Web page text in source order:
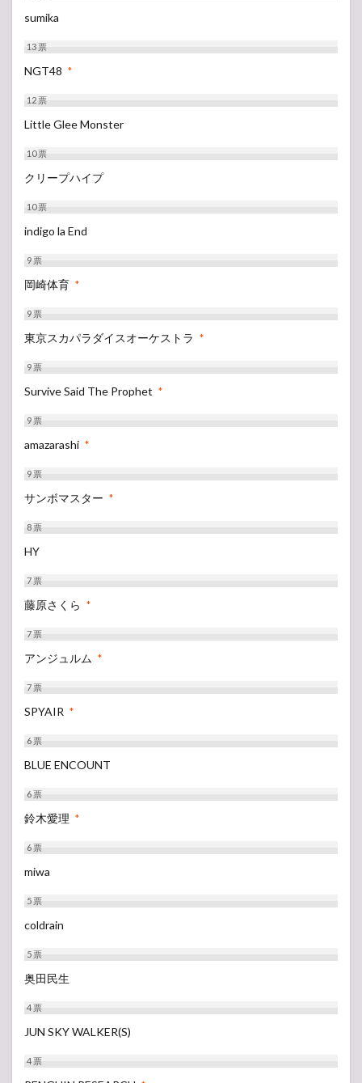
sumika
13票
NGT48 *
12票
Little Glee Monster
10票
クリープハイプ
10票
indigo la End
9票
岡崎体育 *
9票
東京スカパラダイスオーケストラ *
9票
Survive Said The Prophet *
9票
amazarashi *
9票
サンボマスター *
8票
HY
7票
藤原さくら *
7票
アンジュルム *
7票
SPYAIR *
6票
BLUE ENCOUNT
6票
鈴木愛理 *
6票
miwa
5票
coldrain
5票
奥田民生
4票
JUN SKY WALKER(S)
4票